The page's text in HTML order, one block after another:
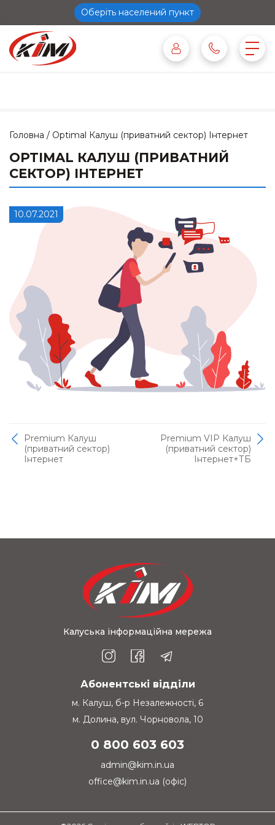
Оберіть населений пункт
Головна / Optimal Калуш (приватний сектор) Інтернет
OPTIMAL КАЛУШ (ПРИВАТНИЙ
СЕКТОР) ІНТЕРНЕТ
10.07.2021
Premium Калуш
(приватний сектор)
Інтернет
Premium VIP Калуш
(приватний сектор)
Інтернет+ТБ
Калуська інформаційна мережа
Абонентські відділи
м. Калуш, б-р Незалежності, 6
м. Долина, вул. Чорновола, 10
0 800 603 603
admin@kim.in.ua
office@kim.in.ua (офіс)